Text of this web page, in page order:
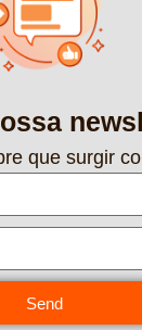
que surgir
Send